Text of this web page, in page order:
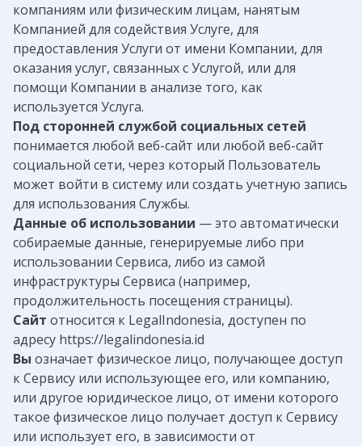
компаниям или физическим лицам, нанятым
Компанией для содействия Услуге, для
предоставления Услуги от имени Компании, для
оказания услуг, связанных с Услугой, или для
помощи Компании в анализе того, как
используется Услуга.
Под сторонней службой социальных сетей
понимается любой веб-сайт или любой веб-сайт
социальной сети, через который Пользователь
может войти в систему или создать учетную запись
для использования Службы.
Данные об использовании — это автоматически
собираемые данные, генерируемые либо при
использовании Сервиса, либо из самой
инфраструктуры Сервиса (например,
продолжительность посещения страницы).
Сайт относится к LegalIndonesia, доступен по
адресу https://legalindonesia.id
Вы означает физическое лицо, получающее доступ
к Сервису или использующее его, или компанию,
или другое юридическое лицо, от имени которого
такое физическое лицо получает доступ к Сервису
или использует его, в зависимости от